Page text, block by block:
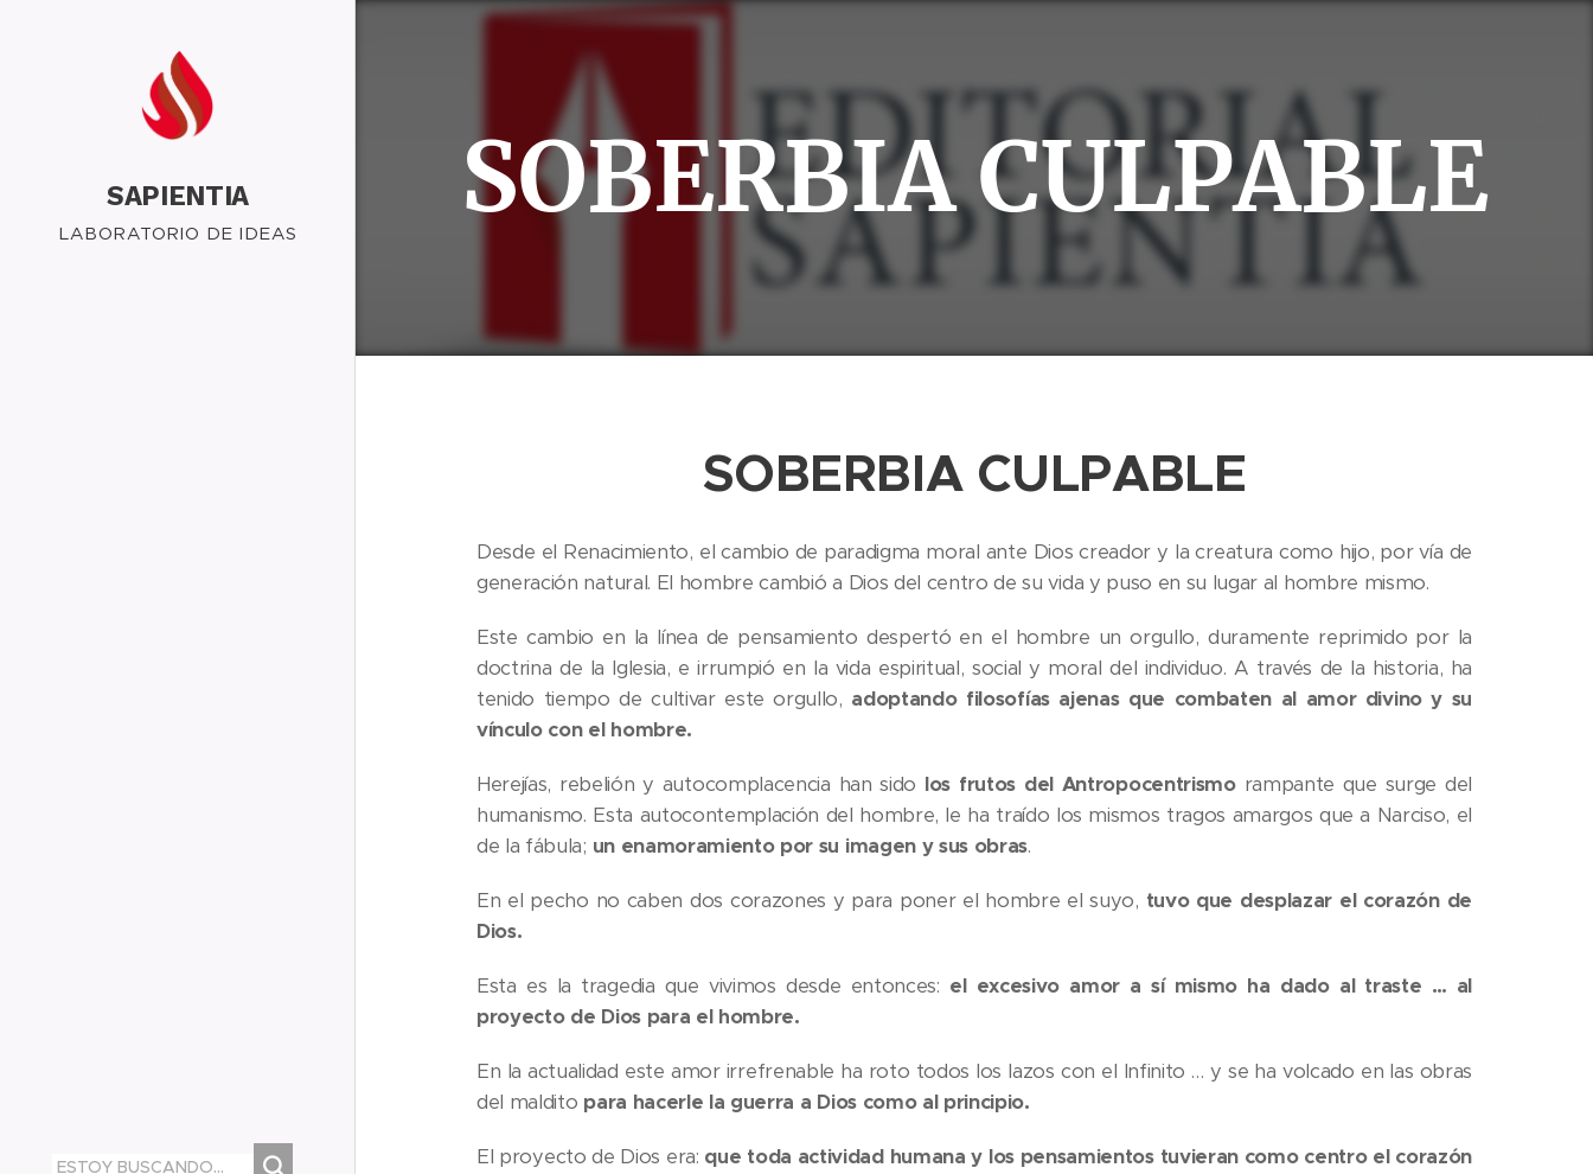
SAPIENTIA
LABORATORIO DE IDEAS SOBERBIA CULPABLE
SOBERBIA CULPABLE
Desde el Renacimiento, el cambio de paradigma moral ante Dios creador y la creatura como hijo, por vía de
generación natural. El hombre cambió a Dios del centro de su vida y puso en su lugar al hombre mismo.
Este cambio en la línea de pensamiento despertó en el hombre un orgullo, duramente reprimido por la
doctrina de la Iglesia, e irrumpió en la vida espiritual, social y moral del individuo. A través de la historia, ha
tenido tiempo de cultivar este orgullo, adoptando filosofías ajenas que combaten al amor divino y su
vínculo con el hombre.
Herejías, rebelión y autocomplacencia han sido los frutos del Antropocentrismorampante que surge del
humanismo. Esta autocontemplación del hombre, le ha traído los mismos tragos amargos que a Narciso, el
de la fábula; un enamoramiento por su imagen y sus obras.
En el pecho no caben dos corazones y para poner el hombre el suyo, tuvo que desplazar el corazón de
Dios.
Esta es la tragedia que vivimos desde entonces: el excesivo amor a sí mismo ha dado al traste … al
proyecto de Dios para el hombre.
En la actualidad este amor irrefrenable ha roto todos los lazos con el Infinito … y se ha volcado en las obras
del maldito para hacerle la guerra a Dios como al principio.
El proyecto de Dios era: que toda actividad humana y los pensamientos tuvieran como centro el corazón